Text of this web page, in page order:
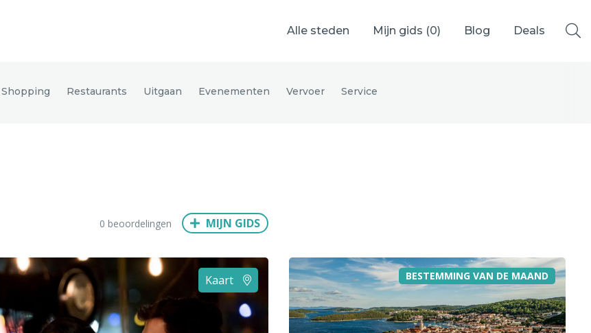
Alle steden Mijn gids (0) Blog Deals
München Wenen Budapest Bangkok
Shopping Restaurants Uitgaan Evenementen Vervoer Service
0 beoordelingen MIJN GIDS
Kaart BESTEMMING VAN DE MAAND